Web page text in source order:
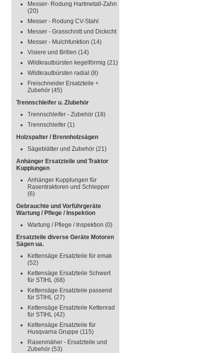
Messer- Rodung Hartmetall-Zahn
(20)
Messer - Rodung CV-Stahl
Messer - Grasschnitt und Dickicht
Messer - Mulchfunktion (14)
Visiere und Brillen (14)
Wildkrautbürsten kegelförmig (21)
Wildkrautbürsten radial (8)
Freischneider Ersatzteile +
Zubehör (45)
Trennschleifer u. Z/ubehör
Trennschleifer - Zubehör (18)
Trennschleifer (1)
Holzspalter / Brennholzsägen
Sägeblätter und Zubehör (21)
Anhänger Ersatzteile und Traktor
Kupplungen
Anhänger Kupplungen für
Rasentraktoren und Schlepper
(6)
Gebrauchte und Vorführgeräte
Wartung / Pflege / Inspektion
Wartung / Pflege / Inspektion (0)
Ersatzteile diverse Geräte Motoren
Sägen ua.
Kettensäge Ersatzteile für emak
(52)
Kettensäge Ersatzteile Schwert
für STIHL (68)
Kettensäge Ersatzteile passend
für STIHL (27)
Kettensäge Ersatzteile Kettenrad
für STIHL (42)
Kettensäge Ersatzteile für
Husqvarna Gruppe (115)
Rasenmäher - Ersatzteile und
Zubehör (53)